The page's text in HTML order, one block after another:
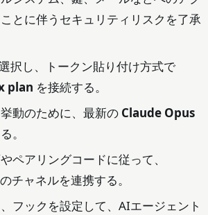
とに伴うセキュリティリスクを了承
択し、トークン貼り付け方式で
plan を接続する。
動のために、最新の Claude Opus
。
ペアリングコードに従って、
チャネルを連携する。
フックを設定して、AIエージェント